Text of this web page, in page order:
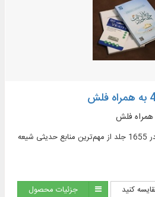
ارائه 742 عنوان کتاب و رساله در 1655 جلد از مهم‌ترین منابع حدیثی شیعه
کنید جزئیات محصول